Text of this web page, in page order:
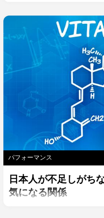
パフォーマンス
日本人が不足しがち
気になる関係